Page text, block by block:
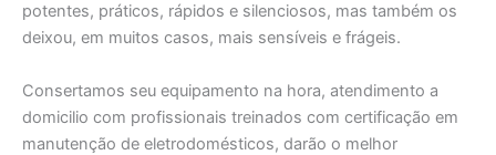
potentes, práticos, rápidos e silenciosos, mas também os
deixou, em muitos casos, mais sensíveis e frágeis.
Consertamos seu equipamento na hora, atendimento a
domicilio com profissionais treinados com certificação em
manutenção de eletrodomésticos, darão o melhor